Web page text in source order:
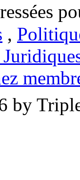
,
by